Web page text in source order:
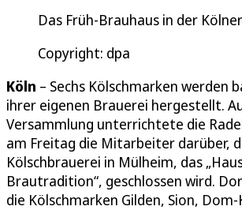
Das Früh-Brauhaus in der
Copyright: dpa
Köln – Sechs Kölschmarken werden
ihrer eigenen Brauerei hergestellt.
Versammlung unterrichtete die
am Freitag die Mitarbeiter darüber,
Kölschbrauerei in Mülheim, das
Brautradition“, geschlossen wird.
die Kölschmarken Gilden, Sion,